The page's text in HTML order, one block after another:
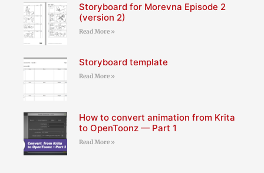
Storyboard for Morevna Episode 2
(version 2)
Read More »
Storyboard template
Read More »
How to convert animation from Krita
to OpenToonz — Part 1
Read More »